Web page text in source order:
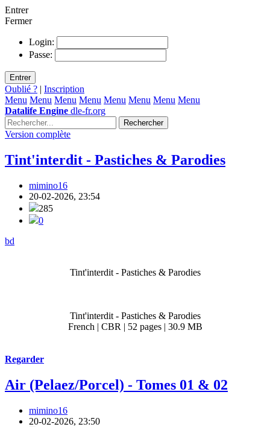
Entrer
Fermer
Login:
Passe:
Entrer
Oublié ? | Inscription
Menu Menu Menu Menu Menu Menu Menu Menu
Datalife Engine dle-fr.org
Rechercher
Version complète
Tint'interdit - Pastiches & Parodies
mimino16
20-02-2026, 23:54
285
0
bd
Tint'interdit - Pastiches & Parodies
Tint'interdit - Pastiches & Parodies
French | CBR | 52 pages | 30.9 MB
Regarder
Air (Pelaez/Porcel) - Tomes 01 & 02
mimino16
20-02-2026, 23:50